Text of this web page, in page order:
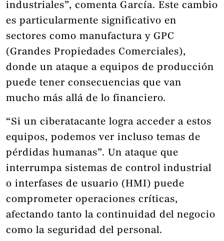
industriales”, comenta García. Este cambio
es particularmente significativo en
sectores como manufactura y GPC
(Grandes Propiedades Comerciales),
donde un ataque a equipos de producción
puede tener consecuencias que van
mucho más allá de lo financiero.
“Si un ciberatacante logra acceder a estos
equipos, podemos ver incluso temas de
pérdidas humanas”. Un ataque que
interrumpa sistemas de control industrial
o interfases de usuario (HMI) puede
comprometer operaciones críticas,
afectando tanto la continuidad del negocio
como la seguridad del personal.